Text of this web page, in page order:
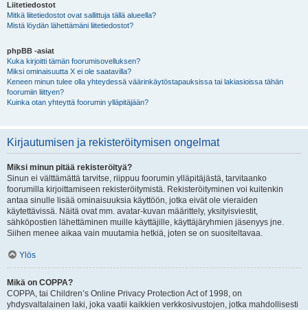
Liitetiedostot
Mitkä liitetiedostot ovat sallittuja tällä alueella?
Mistä löydän lähettämäni liitetiedostot?
phpBB -asiat
Kuka kirjoitti tämän foorumisovelluksen?
Miksi ominaisuutta X ei ole saatavilla?
Keneen minun tulee olla yhteydessä väärinkäytöstapauksissa tai lakiasioissa tähän
foorumiin liittyen?
Kuinka otan yhteyttä foorumin ylläpitäjään?
Kirjautumisen ja rekisteröitymisen ongelmat
Miksi minun pitää rekisteröityä?
Sinun ei välttämättä tarvitse, riippuu foorumin ylläpitäjästä, tarvitaanko
foorumilla kirjoittamiseen rekisteröitymistä. Rekisteröityminen voi kuitenkin
antaa sinulle lisää ominaisuuksia käyttöön, jotka eivät ole vieraiden
käytettävissä. Näitä ovat mm. avatar-kuvan määrittely, yksityisviestit,
sähköpostien lähettäminen muille käyttäjille, käyttäjäryhmien jäsenyys jne.
Siihen menee aikaa vain muutamia hetkiä, joten se on suositeltavaa.
Ylös
Mikä on COPPA?
COPPA, tai Children’s Online Privacy Protection Act of 1998, on
yhdysvaltalainen laki, joka vaatii kaikkien verkkosivustojen, jotka mahdollisesti